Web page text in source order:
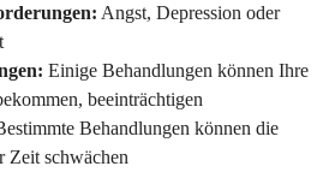
Angst, Depression oder
Einige Behandlungen können Ihre
beeinträchtigen
Behandlungen können die
Zeit schwächen